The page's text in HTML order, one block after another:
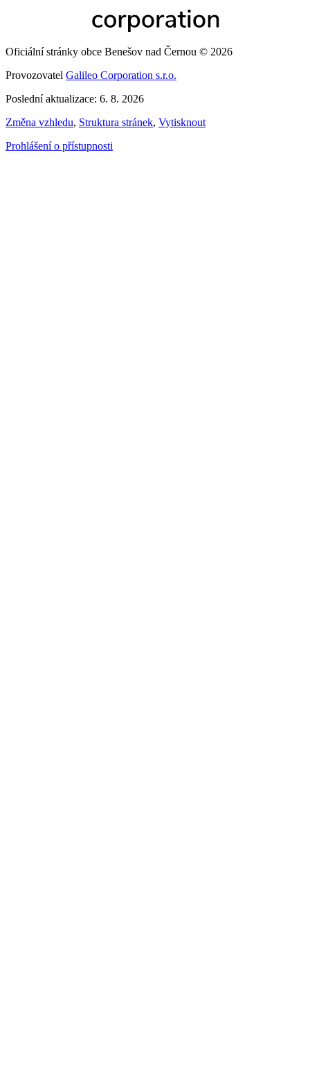
Oficiální stránky obce Benešov nad Černou © 2026
Provozovatel Galileo Corporation s.r.o.
Poslední aktualizace: 6. 8. 2026
Změna vzhledu, Struktura stránek, Vytisknout
Prohlášení o přístupnosti